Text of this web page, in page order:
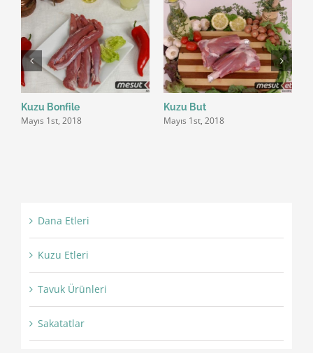
Kuzu Bonfile
Mayıs 1st, 2018
Kuzu But
Mayıs 1st, 2018
Dana Etleri
Kuzu Etleri
Tavuk Ürünleri
Sakatatlar